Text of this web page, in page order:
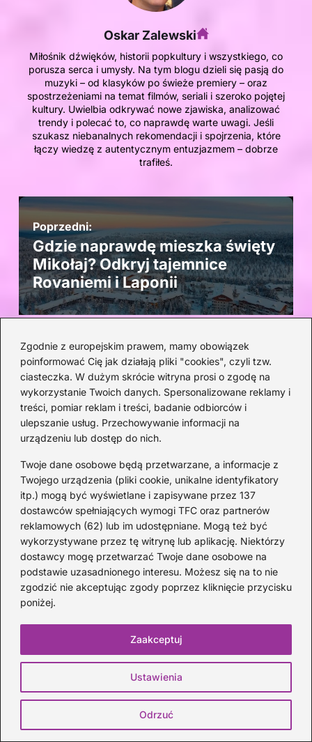
Zgodnie z europejskim prawem, mamy obowiązek
poinformować Cię jak działają pliki "cookies", czyli tzw.
ciasteczka. W dużym skrócie witryna prosi o zgodę na
wykorzystanie Twoich danych. Spersonalizowane reklamy i
treści, pomiar reklam i treści, badanie odbiorców i
ulepszanie usług. Przechowywanie informacji na
urządzeniu lub dostęp do nich.
Twoje dane osobowe będą przetwarzane, a informacje z
Twojego urządzenia (pliki cookie, unikalne identyfikatory
itp.) mogą być wyświetlane i zapisywane przez 137
dostawców spełniających wymogi TFC oraz partnerów
reklamowych (62) lub im udostępniane. Mogą też być
wykorzystywane przez tę witrynę lub aplikację. Niektórzy
dostawcy mogę przetwarzać Twoje dane osobowe na
podstawie uzasadnionego interesu. Możesz się na to nie
zgodzić nie akceptując zgody poprzez kliknięcie przycisku
poniżej.
Ustawienia
Odrzuć
Zaakceptuj
Oskar Zalewski
Miłośnik dźwięków, historii popkultury i wszystkiego, co
porusza serca i umysły. Na tym blogu dzieli się pasją do
muzyki – od klasyków po świeże premiery – oraz
spostrzeżeniami na temat filmów, seriali i szeroko pojętej
kultury. Uwielbia odkrywać nowe zjawiska, analizować
trendy i polecać to, co naprawdę warte uwagi. Jeśli
szukasz niebanalnych rekomendacji i spojrzenia, które
łączy wiedzę z autentycznym entuzjazmem – dobrze
trafiłeś.
Poprzedni:
Gdzie naprawdę mieszka święty
Mikołaj? Odkryj tajemnice
Rovaniemi i Laponii
Następny:
Zagadkowa śmierć żony
Escobara – prawdziwe losy Marii
Victorii Henao
Zobacz więcej
Ile trwa koncert Mrozu — plan występu i
przewidywany czas